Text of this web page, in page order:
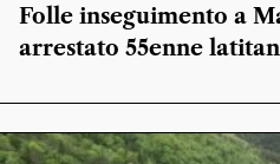
Folle inseguimento a
arrestato 55enne